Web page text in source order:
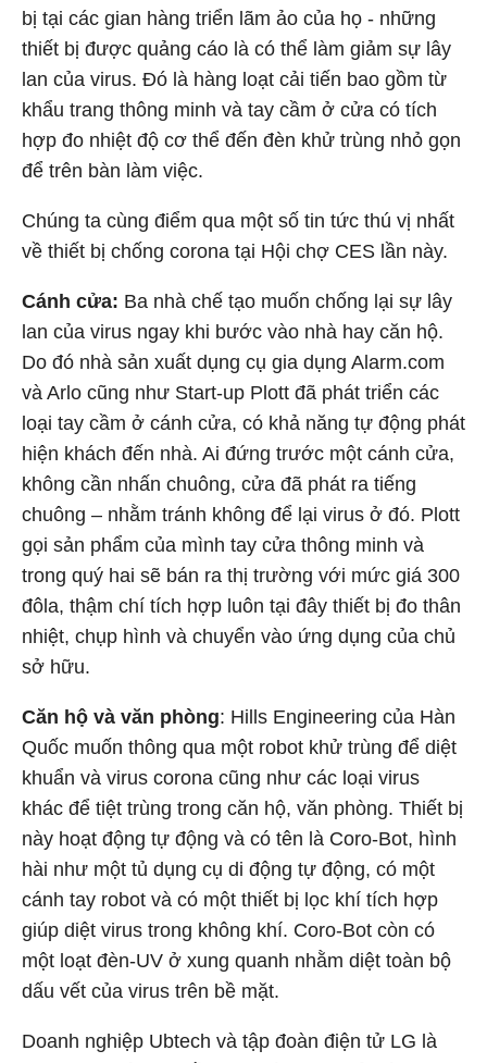
bị tại các gian hàng triển lãm ảo của họ - những
thiết bị được quảng cáo là có thể làm giảm sự lây
lan của virus. Đó là hàng loạt cải tiến bao gồm từ
khẩu trang thông minh và tay cầm ở cửa có tích
hợp đo nhiệt độ cơ thể đến đèn khử trùng nhỏ gọn
để trên bàn làm việc.
Chúng ta cùng điểm qua một số tin tức thú vị nhất
về thiết bị chống corona tại Hội chợ CES lần này.
Cánh cửa: Ba nhà chế tạo muốn chống lại sự lây
lan của virus ngay khi bước vào nhà hay căn hộ.
Do đó nhà sản xuất dụng cụ gia dụng Alarm.com
và Arlo cũng như Start-up Plott đã phát triển các
loại tay cầm ở cánh cửa, có khả năng tự động phát
hiện khách đến nhà. Ai đứng trước một cánh cửa,
không cần nhấn chuông, cửa đã phát ra tiếng
chuông – nhằm tránh không để lại virus ở đó. Plott
gọi sản phẩm của mình tay cửa thông minh và
trong quý hai sẽ bán ra thị trường với mức giá 300
đôla, thậm chí tích hợp luôn tại đây thiết bị đo thân
nhiệt, chụp hình và chuyển vào ứng dụng của chủ
sở hữu.
Căn hộ và văn phòng: Hills Engineering của Hàn
Quốc muốn thông qua một robot khử trùng để diệt
khuẩn và virus corona cũng như các loại virus
khác để tiệt trùng trong căn hộ, văn phòng. Thiết bị
này hoạt động tự động và có tên là Coro-Bot, hình
hài như một tủ dụng cụ di động tự động, có một
cánh tay robot và có một thiết bị lọc khí tích hợp
giúp diệt virus trong không khí. Coro-Bot còn có
một loạt đèn-UV ở xung quanh nhằm diệt toàn bộ
dấu vết của virus trên bề mặt.
Doanh nghiệp Ubtech và tập đoàn điện tử LG là